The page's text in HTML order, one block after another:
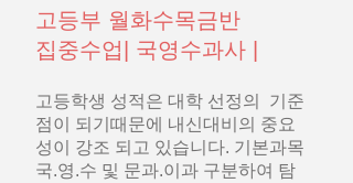
고등부 월화수목금반
집중수업| 국영수과사 |
고등학생 성적은 대학 선정의 기준
점이 되기때문에 내신대비의 중요
성이 강조 되고 있습니다. 기본과목
국.영.수 및 문과.이과 구분하여 탐